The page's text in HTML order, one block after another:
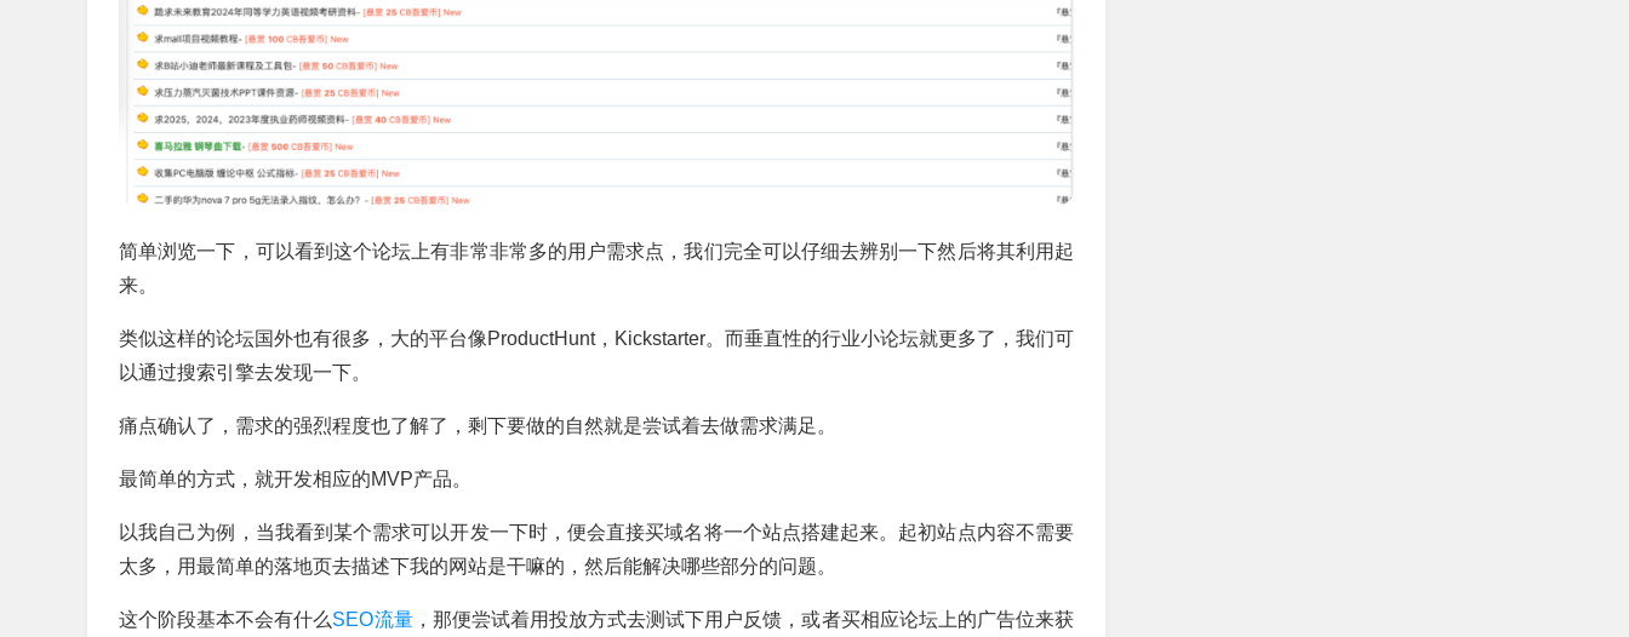
简单浏览一下，可以看到这个论坛上有非常非常多的用户需求点，我们完全可以仔细去辨别一下然后将其利用起
来。
类似这样的论坛国外也有很多，大的平台像ProductHunt，Kickstarter。而垂直性的行业小论坛就更多了，我们可
以通过搜索引擎去发现一下。
痛点确认了，需求的强烈程度也了解了，剩下要做的自然就是尝试着去做需求满足。
最简单的方式，就开发相应的MVP产品。
以我自己为例，当我看到某个需求可以开发一下时，便会直接买域名将一个站点搭建起来。起初站点内容不需要
太多，用最简单的落地页去描述下我的网站是干嘛的，然后能解决哪些部分的问题。
这个阶段基本不会有什么SEO流量，那便尝试着用投放方式去测试下用户反馈，或者买相应论坛上的广告位来获